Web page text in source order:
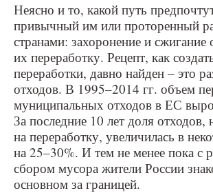
Неясно и то, какой путь
привычный им или проторенный
странами: захоронение и сжигание
их переработку. Рецепт, как
переработки, давно найден – это
отходов. В 1995–2014 гг. объем
муниципальных отходов в ЕС
За последние 10 лет доля отходов,
на переработку, увеличилась в
на 25–30%. И тем не менее пока с
сбором мусора жители России
основном за границей.